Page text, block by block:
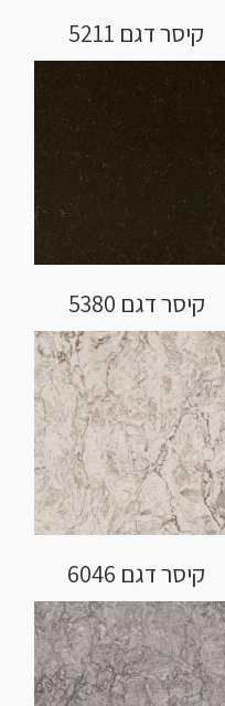
קיסר דגם 5211
קיסר דגם 5380
קיסר דגם 6046